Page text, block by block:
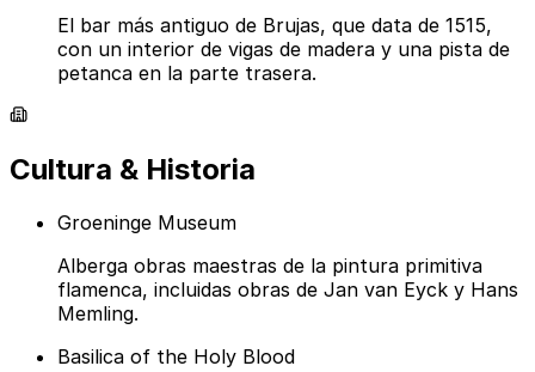
El bar más antiguo de Brujas, que data de 1515,
con un interior de vigas de madera y una pista de
petanca en la parte trasera.
Cultura & Historia
Groeninge Museum
Alberga obras maestras de la pintura primitiva
flamenca, incluidas obras de Jan van Eyck y Hans
Memling.
Basilica of the Holy Blood